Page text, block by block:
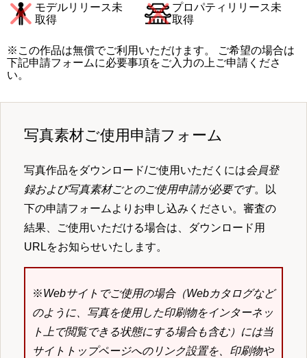
モデルリリース未
取得
プロパティリリース未
取得
※この作品は無償でご利用いただけます。 ご希望の場合は
下記申請フォームに必要事項をご入力の上ご申請くださ
い。
写真素材ご使用申請フォーム
写真作品をダウンロード/ご使用いただくには会員登
録および写真素材ごとのご使用申請が必要です。以
下の申請フォームよりお申し込みください。審査の
結果、ご使用いただける場合は、ダウンロード用
URLをお知らせいたします。
※Webサイトでご使用の場合（Webカタログなど
のように、写真を使用した印刷物をインターネッ
ト上で閲覧できる状態にする場合も含む）には当
サイトトップページへのリンク設置を、印刷物や